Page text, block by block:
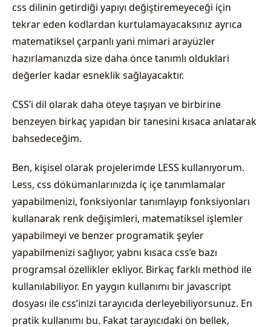
css dilinin getirdiği yapıyı değiştiremeyeceği için
tekrar eden kodlardan kurtulamayacaksınız ayrıca
matematiksel çarpanlı yani mimari arayüzler
hazırlamanızda size daha önce tanımlı olduklari
değerler kadar esneklik sağlayacaktır.
CSS’i dil olarak daha öteye taşıyan ve birbirine
benzeyen birkaç yapıdan bir tanesini kısaca anlatarak
bahsedeceğim.
Ben, kişisel olarak projelerimde LESS kullanıyorum.
Less, css dökümanlarınızda iç içe tanımlamalar
yapabilmenizi, fonksiyonlar tanımlayıp fonksiyonları
kullanarak renk değişimleri, matematiksel işlemler
yapabilmeyi ve benzer programatik şeyler
yapabilmenizi sağlıyor, yabnı kısaca css’e bazı
programsal özellikler ekliyor. Birkaç farklı method ile
kullanılabiliyor. En yaygın kullanımı bir javascript
dosyası ile css’inizi tarayıcıda derleyebiliyorsunuz. En
pratik kullanımı bu. Fakat tarayıcıdaki ön bellek,